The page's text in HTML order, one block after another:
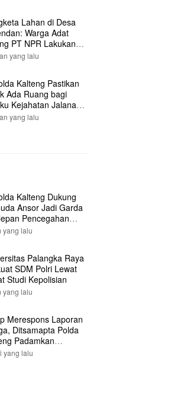
Lahan di Desa
Warga Adat
PT NPR Lakukan
Minta
yang lalu
Kalteng Pastikan
Ada Ruang bagi
Kejahatan Jalanan,
Terungkap dan
yang lalu
Kalteng Dukung
Ansor Jadi Garda
Pencegahan
yang lalu
Palangka Raya
SDM Polri Lewat
Studi Kepolisian
yang lalu
Merespons Laporan
Ditsamapta Polda
Padamkan
Lahan
yang lalu